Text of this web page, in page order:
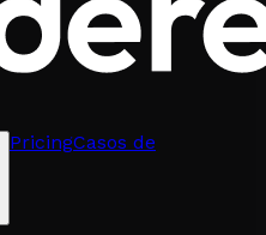
PricingCasos de